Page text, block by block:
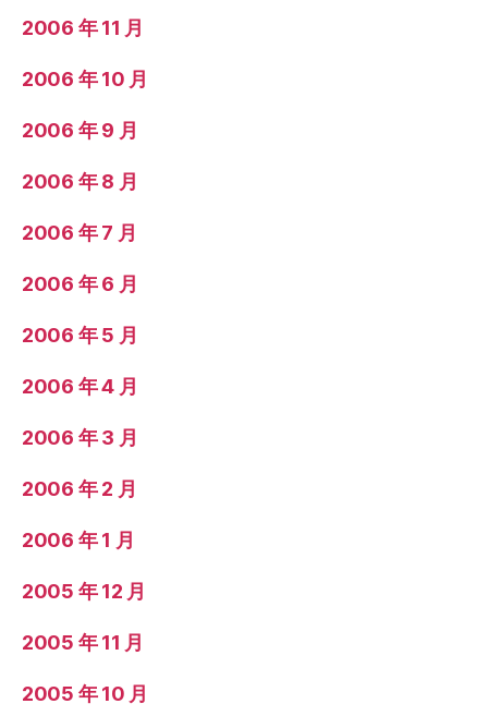
2006 年 11 月
2006 年 10 月
2006 年 9 月
2006 年 8 月
2006 年 7 月
2006 年 6 月
2006 年 5 月
2006 年 4 月
2006 年 3 月
2006 年 2 月
2006 年 1 月
2005 年 12 月
2005 年 11 月
2005 年 10 月